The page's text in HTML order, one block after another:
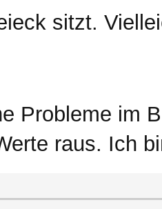
sitzt.
Probleme im
raus. Ich